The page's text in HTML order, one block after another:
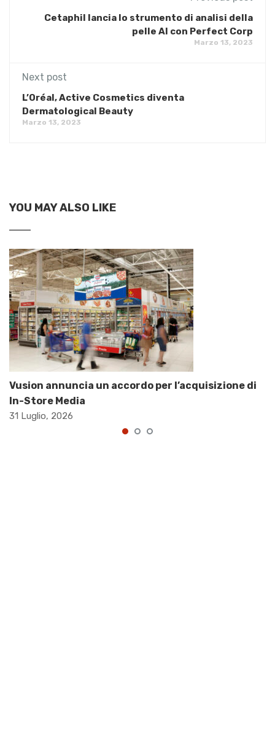
Cetaphil lancia lo strumento di analisi della
pelle AI con Perfect Corp
Marzo 13, 2023
Next post
L’Oréal, Active Cosmetics diventa
Dermatological Beauty
Marzo 13, 2023
YOU MAY ALSO LIKE
Vusion annuncia un accordo per l’acquisizione di
In-Store Media
31 Luglio, 2026